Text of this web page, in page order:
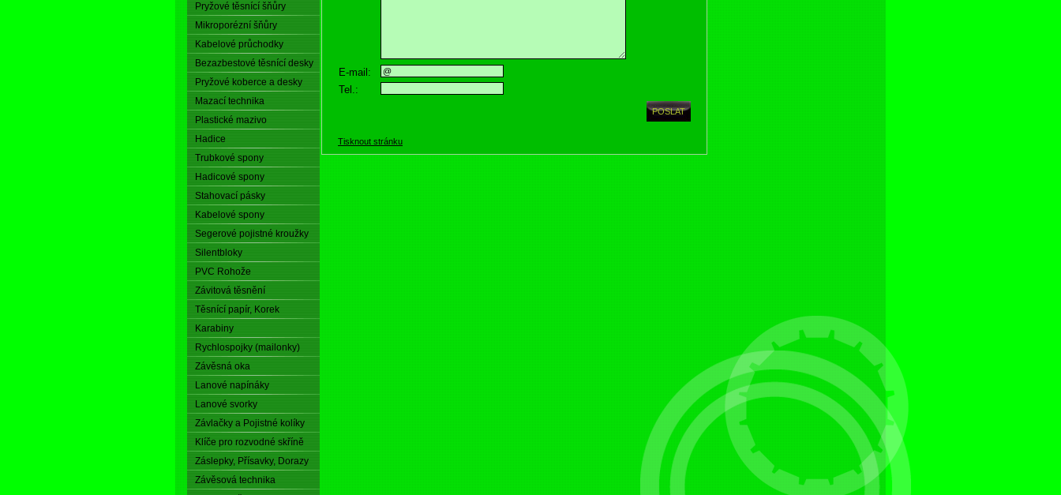
Pryžové těsnící šňůry
Mikroporézní šňůry
Kabelové průchodky
Bezazbestové těsnící desky
Pryžové koberce a desky
Mazací technika
Plastické mazivo
Hadice
Trubkové spony
Hadicové spony
Stahovací pásky
Kabelové spony
Segerové pojistné kroužky
Silentbloky
PVC Rohože
Závitová těsnění
Těsnící papír, Korek
Karabiny
Rychlospojky (mailonky)
Závěsná oka
Lanové napínáky
Lanové svorky
Závlačky a Pojistné kolíky
Klíče pro rozvodné skříně
Záslepky, Přísavky, Dorazy
Závěsová technika
E-mail:
Tel.:
Tisknout stránku